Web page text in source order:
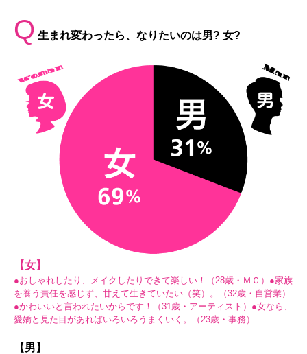
Q 生まれ変わったら、なりたいのは男? 女?
【女】
●おしゃれしたり、メイクしたりできて楽しい！（28歳・ＭＣ）●家族
を養う責任を感じず、甘えて生きていたい（笑）。（32歳・自営業）
●かわいいと言われたいからです！（31歳・アーティスト）●女なら、
愛嬌と見た目があればいろいろうまくいく。（23歳・事務）
【男】